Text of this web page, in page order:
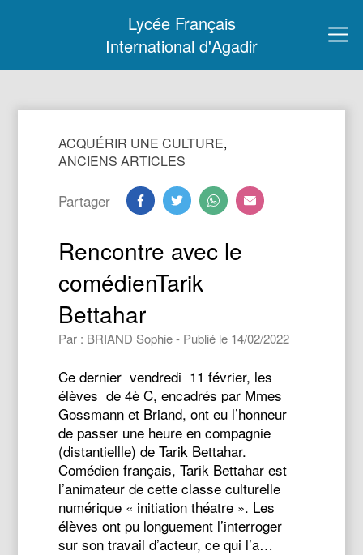
Lycée Français
International d'Agadir
ACQUÉRIR UNE CULTURE,
ANCIENS ARTICLES
Partager
Rencontre avec le
comédienTarik
Bettahar
Par : BRIAND Sophie - Publié le 14/02/2022
Ce dernier vendredi 11 février, les
élèves de 4è C, encadrés par Mmes
Gossmann et Briand, ont eu l’honneur
de passer une heure en compagnie
(distantiellle) de Tarik Bettahar.
Comédien français, Tarik Bettahar est
l’animateur de cette classe culturelle
numérique « initiation théatre ». Les
élèves ont pu longuement l’interroger
sur son travail d’acteur, ce qui l’a…